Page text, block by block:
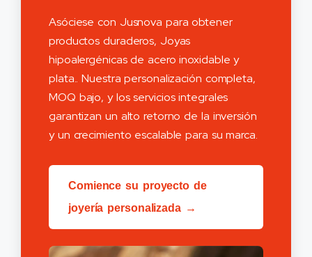
Asóciese con Jusnova para obtener
productos duraderos, Joyas
hipoalergénicas de acero inoxidable y
plata.. Nuestra personalización completa,
MOQ bajo, y los servicios integrales
garantizan un alto retorno de la inversión
y un crecimiento escalable para su marca.
Comience su proyecto de
joyería personalizada →